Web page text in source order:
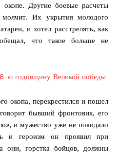
окопе. Другие боевые расчеты
Их укрытия молодого
и хотел расстрелять, как
что такое больше не
окопа, перекрестился и пошел
бывший фронтовик, его
и мужество уже не покидало
и героизм он проявил при
они, горстка бойцов, должны